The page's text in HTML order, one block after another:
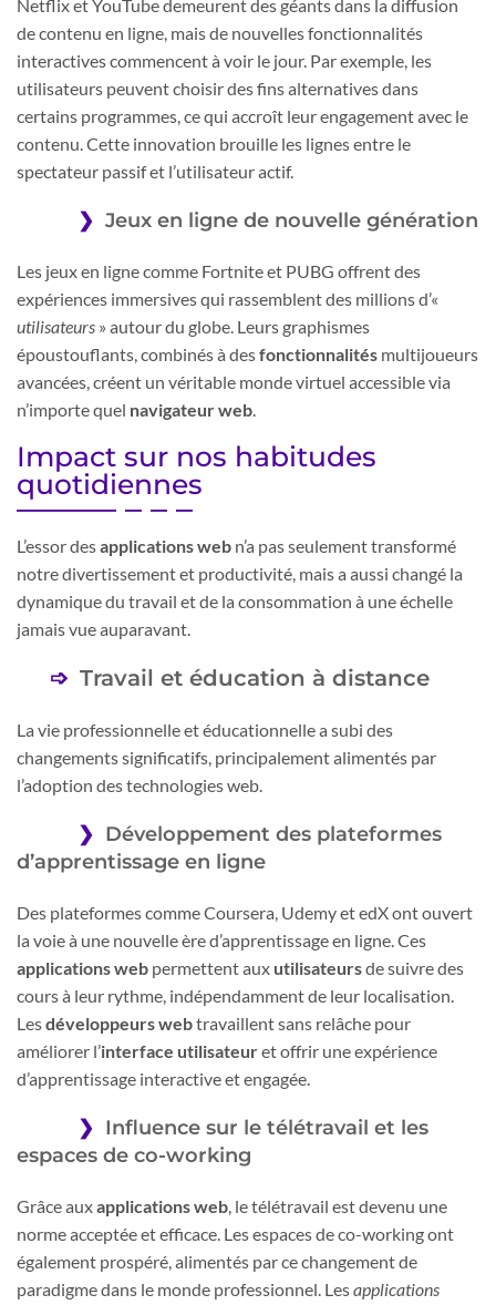
Netflix et YouTube demeurent des géants dans la diffusion
de contenu en ligne, mais de nouvelles fonctionnalités
interactives commencent à voir le jour. Par exemple, les
utilisateurs peuvent choisir des fins alternatives dans
certains programmes, ce qui accroît leur engagement avec le
contenu. Cette innovation brouille les lignes entre le
spectateur passif et l’utilisateur actif.
Jeux en ligne de nouvelle génération
Les jeux en ligne comme Fortnite et PUBG offrent des
expériences immersives qui rassemblent des millions d’«
utilisateurs » autour du globe. Leurs graphismes
époustouflants, combinés à desfonctionnalités multijoueurs
avancées, créent un véritable monde virtuel accessible via
n’importe quel navigateur web.
Impact sur nos habitudes
quotidiennes
L’essor desapplications web n’a pas seulement transformé
notre divertissement et productivité, mais a aussi changé la
dynamique du travail et de la consommation à une échelle
jamais vue auparavant.
Travail et éducation à distance
La vie professionnelle et éducationnelle a subi des
changements significatifs, principalement alimentés par
l’adoption des technologies web.
Développement des plateformes
d’apprentissage en ligne
Des plateformes comme Coursera, Udemy et edX ont ouvert
la voie à une nouvelle ère d’apprentissage en ligne. Ces
applications web permettent aux utilisateursde suivre des
cours à leur rythme, indépendamment de leur localisation.
Lesdéveloppeurs webtravaillent sans relâche pour
améliorer l’interface utilisateuret offrir une expérience
d’apprentissage interactive et engagée.
Influence sur le télétravail et les
espaces de co-working
Grâce auxapplications web, le télétravail est devenu une
norme acceptée et efficace. Les espaces de co-working ont
également prospéré, alimentés par ce changement de
paradigme dans le monde professionnel. Lesapplications